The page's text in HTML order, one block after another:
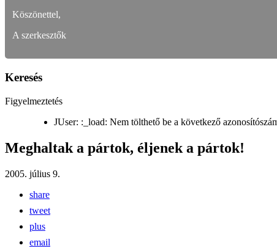
Köszönettel,
A szerkesztők
Keresés
Figyelmeztetés
JUser: :_load: Nem tölthető be a következő
Meghaltak a pártok, éljenek a pártok!
2005. július 9.
share
tweet
plus
email